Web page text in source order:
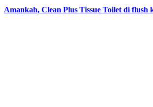
Amankah, Clean Plus Tissue Toilet di flush